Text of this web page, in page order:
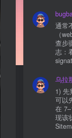
立刻
页、
装个
一秒切回
批更
能帮
通常
（
查步骤：
志：
全插件） 检查是否启
口
看服
导致回调
json
关文档配置）
合并压缩
乌拉
1) 先
可以
在
现该